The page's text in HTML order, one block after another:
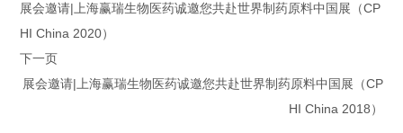
展会邀请|上海赢瑞生物医药诚邀您共赴世界制药原料中国展（CP
HI China 2020）
展会邀请|上海赢瑞生物医药诚邀您共赴世界制药原料中国展（CP
HI China 2018）
下一页